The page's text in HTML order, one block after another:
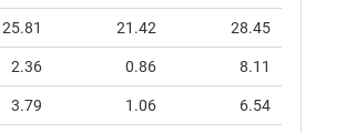
25.81 21.42 28.45
2.36 0.86 8.11
3.79 1.06 6.54